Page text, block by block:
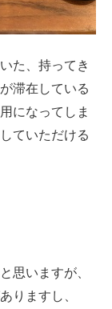
た、持ってき
滞在している
になってしま
ていただける
思いますが、
りますし、